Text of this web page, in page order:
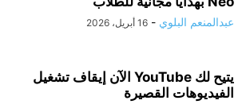
عبدالمنعم البلوي - 16 أبريل، 2026
يتيح لك YouTube الآن إيقاف تشغيل
الفيديوهات القصيرة